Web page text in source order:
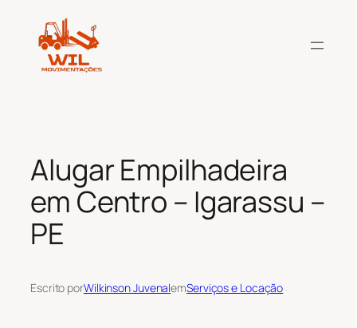
conteúdo
Alugar Empilhadeira
em Centro – Igarassu –
PE
Escrito porWilkinson JuvenalemServiços e Locação